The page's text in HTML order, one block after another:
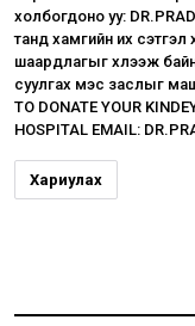
холбогдоно уу:
танд хамгийн их
шаардлагыг хүлээж
суулгах мэс заслыг маш
TO DONATE YOUR
HOSPITAL EMAIL:
Хариулах